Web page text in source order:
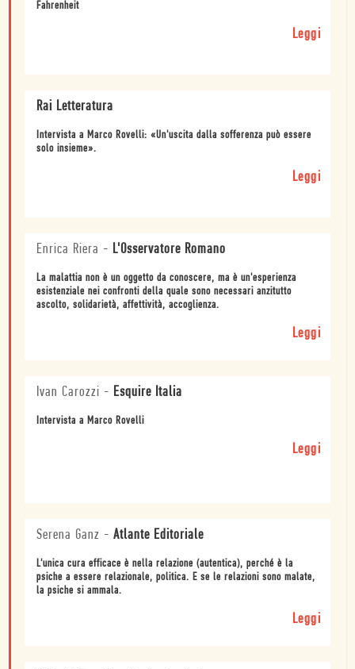
Fahrenheit
Leggi
Rai Letteratura
Intervista a Marco Rovelli: «Un'uscita dalla sofferenza può essere
solo insieme».
Leggi
Enrica Riera - L'Osservatore Romano
La malattia non è un oggetto da conoscere, ma è un'esperienza
esistenziale nei confronti della quale sono necessari anzitutto
ascolto, solidarietà, affettività, accoglienza.
Leggi
Ivan Carozzi - Esquire Italia
Intervista a Marco Rovelli
Leggi
Serena Ganz - Atlante Editoriale
L'unica cura efficace è nella relazione (autentica), perché è la
psiche a essere relazionale, politica. E se le relazioni sono malate,
la psiche si ammala.
Leggi